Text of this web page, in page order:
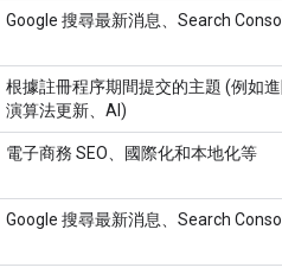
Google 搜尋最新消息、Search
根據註冊程序期間提交的主題 (例如進
演算法更新、AI)
電子商務 SEO、國際化和本地化等
Google 搜尋最新消息、Search